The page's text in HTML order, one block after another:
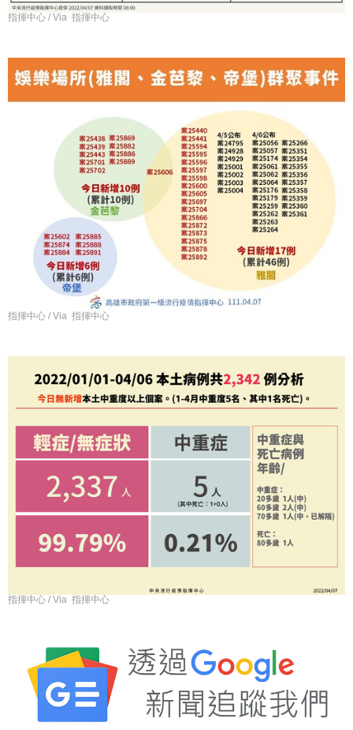
指揮中心 / Via 指揮中心
指揮中心 / Via 指揮中心
指揮中心 / Via 指揮中心